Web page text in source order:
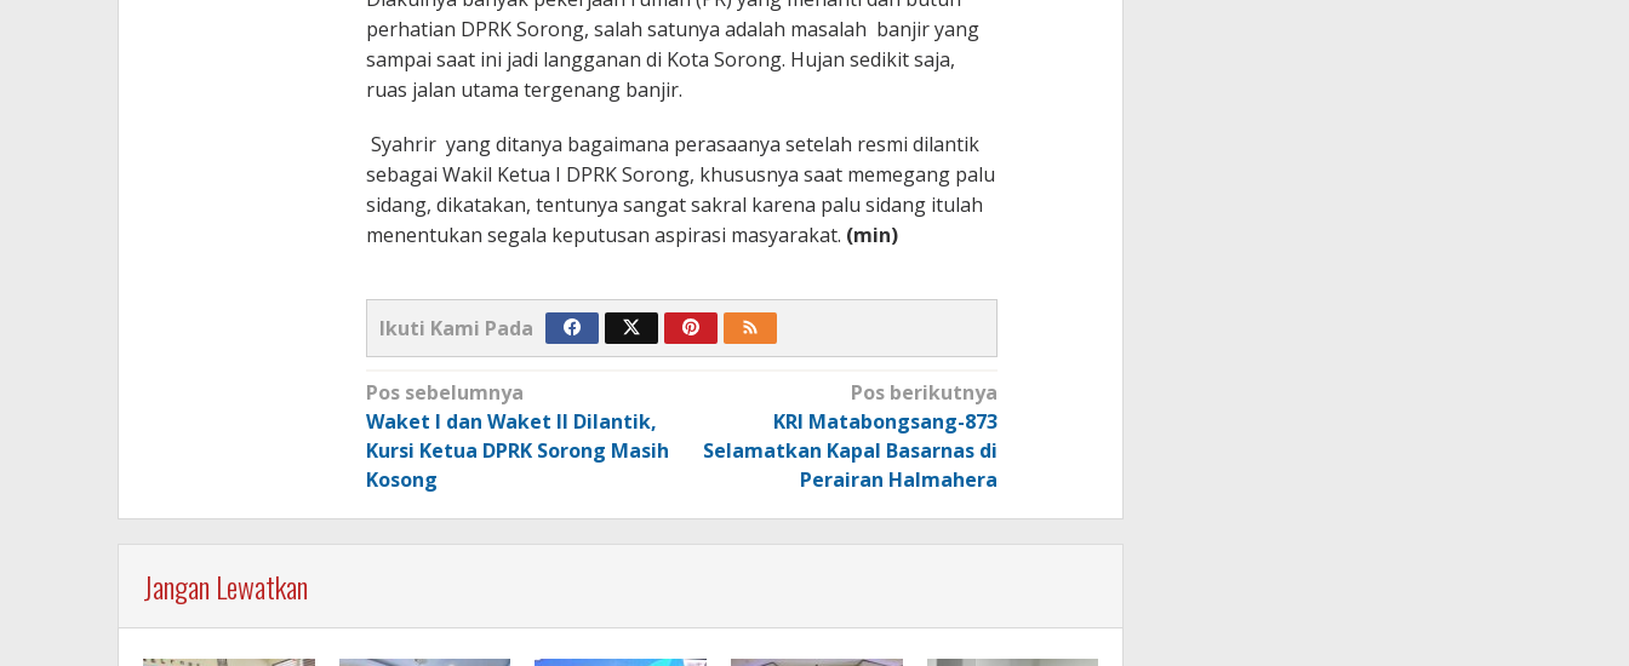
perhatian DPRK Sorong, salah satunya adalah masalah banjir yang
sampai saat ini jadi langganan di Kota Sorong. Hujan sedikit saja,
ruas jalan utama tergenang banjir.
Syahrir yang ditanya bagaimana perasaanya setelah resmi dilantik
sebagai Wakil Ketua I DPRK Sorong, khususnya saat memegang palu
sidang, dikatakan, tentunya sangat sakral karena palu sidang itulah
menentukan segala keputusan aspirasi masyarakat. (min)
Ikuti Kami Pada
Navigasi
pos
Pos sebelumnya
Waket I dan Waket II Dilantik,
Kursi Ketua DPRK Sorong Masih
Kosong
Pos berikutnya
KRI Matabongsang-873
Selamatkan Kapal Basarnas di
Perairan Halmahera
Jangan Lewatkan